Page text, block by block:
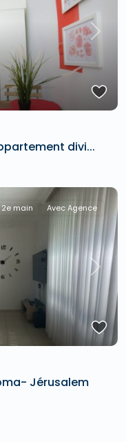
Next
divi...
Next
2e main Avec Agence
Jérusalem